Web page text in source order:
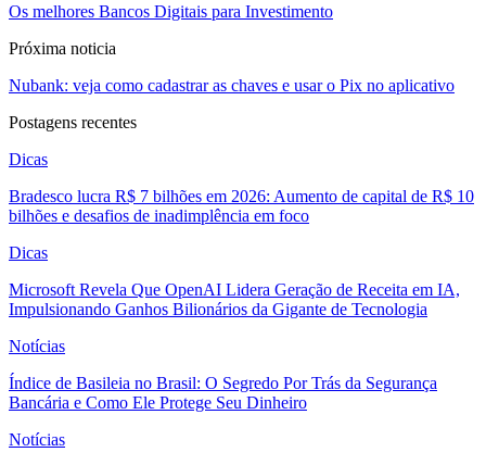
Os melhores Bancos Digitais para Investimento
Próxima noticia
Nubank: veja como cadastrar as chaves e usar o Pix no aplicativo
Postagens recentes
Dicas
Bradesco lucra R$ 7 bilhões em 2026: Aumento de capital de R$ 10
bilhões e desafios de inadimplência em foco
Dicas
Microsoft Revela Que OpenAI Lidera Geração de Receita em IA,
Impulsionando Ganhos Bilionários da Gigante de Tecnologia
Notícias
Índice de Basileia no Brasil: O Segredo Por Trás da Segurança
Bancária e Como Ele Protege Seu Dinheiro
Notícias